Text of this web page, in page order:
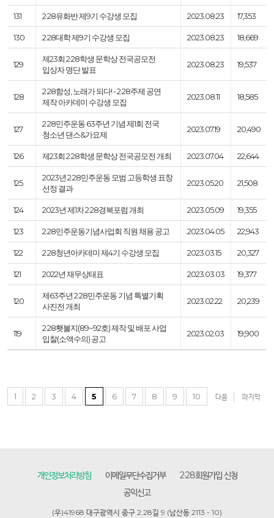
131 2·28유화반 제9기 수강생 모집 2023.08.23 17,353
130 2·28대학 제9기 수강생 모집 2023.08.23 18,669
129
제23회 2·28학생 문학상 전국공모전
입상자 명단 발표
2023.08.23 19,537
128
2·28함성, 노래가 되다! - 2·28주제 공연
제작 아카데미 수강생 모집
2023.08.11 18,585
127
2·28민주운동 63주년 기념 제1회 전국
청소년 댄스&가요제
2023.07.19 20,490
126 제23회 2·28학생 문학상 전국공모전 개최 2023.07.04 22,644
125
2023년 2·28민주운동 모범 고등학생 표창
선정 결과
2023.05.20 21,508
124 2023년 제1차 2·28경북포럼 개최 2023.05.09 19,355
123 2·28민주운동기념사업회 직원 채용 공고 2023.04.05 22,943
122 2·28청년아카데미 제4기 수강생 모집 2023.03.15 20,327
121 2022년 재무상태표 2023.03.03 19,377
120
제63주년 2·28민주운동 기념 특별기획
사진전 개최
2023.02.22 20,239
119
2·28횃불지(89~92호) 제작 및 배포 사업
입찰(소액수의) 공고
2023.02.03 19,900
1 2 3 4 5 6 7 8 9 10 다음 마지막
개인정보처리방침 이메일무단수집거부
2·28회원가입 신청
공익신고
(우)41968 대구광역시 중구 2.28길 9 (남산동 2113 - 10)